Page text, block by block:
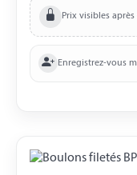
Prix visibles
Enregistrez-vous